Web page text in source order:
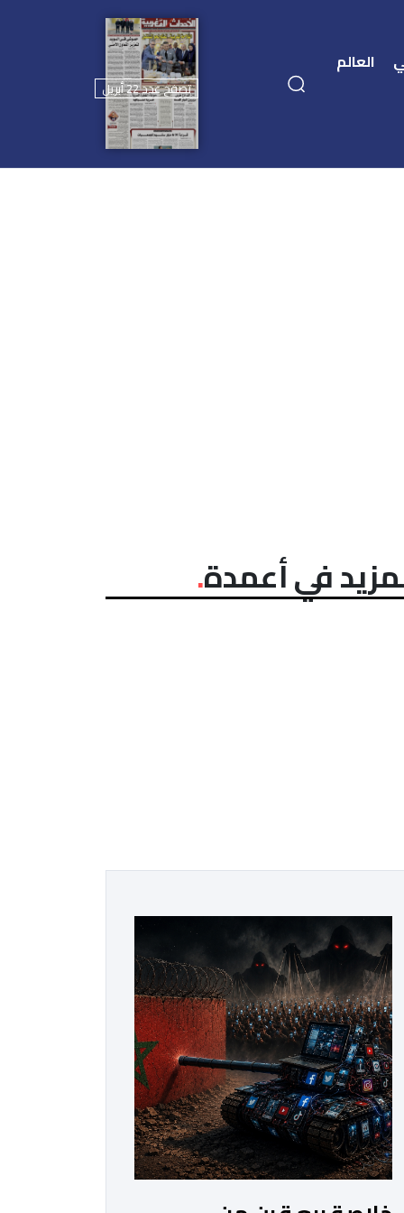
العالم
تصفح عدد 22 أبريل
في أعمدة